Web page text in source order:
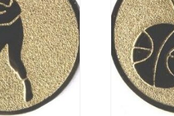
více
variant.
Možnosti
lze
vybrat
na
stránce